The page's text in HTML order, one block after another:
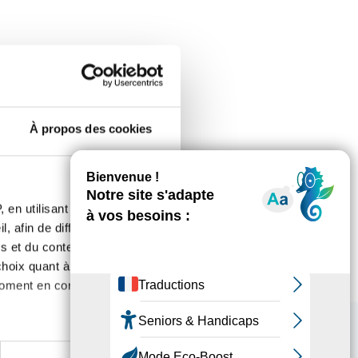
À propos des cookies
en utilisant des
afin de diffuser des
du contenu, ainsi que de
quant à l'utilisation de
en consultant la
gentil à vous.